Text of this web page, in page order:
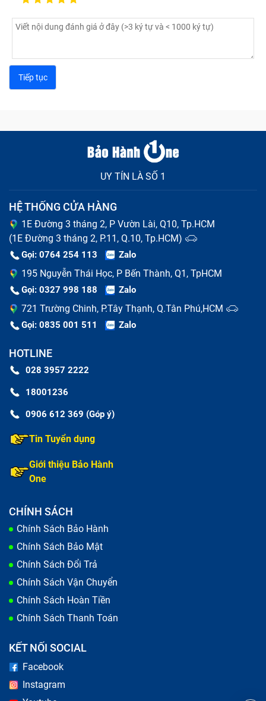
UY TÍN LÀ SỐ 1
HỆ THỐNG CỬA HÀNG
1E Đường 3 tháng 2, P Vườn Lài, Q10, Tp.HCM
(1E Đường 3 tháng 2, P.11, Q.10, Tp.HCM)
Gọi: 0764 254 113 Zalo
195 Nguyễn Thái Học, P Bến Thành, Q1, TpHCM
Gọi: 0327 998 188 Zalo
721 Trường Chinh, P.Tây Thạnh, Q.Tân Phú,HCM
Gọi: 0835 001 511 Zalo
HOTLINE
028 3957 2222
18001236
0906 612 369 (Góp ý)
Tin Tuyển dụng
Giới thiệu Bảo Hành
One
CHÍNH SÁCH
Chính Sách Bảo Hành
Chính Sách Bảo Mật
Chính Sách Đổi Trả
Chính Sách Vận Chuyển
Chính Sách Hoàn Tiền
Chính Sách Thanh Toán
KẾT NỐI SOCIAL
Facebook
Instagram